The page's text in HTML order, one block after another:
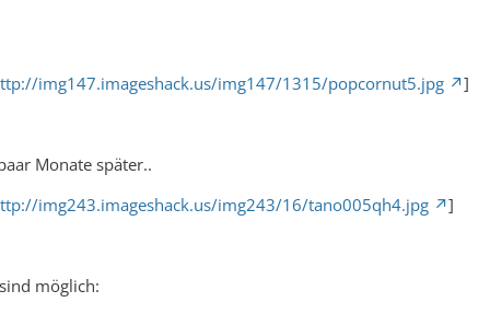
img147.imageshack.us/img147/1315/popcornut5.jpg ]
Monate später..
img243.imageshack.us/img243/16/tano005qh4.jpg
]
möglich: